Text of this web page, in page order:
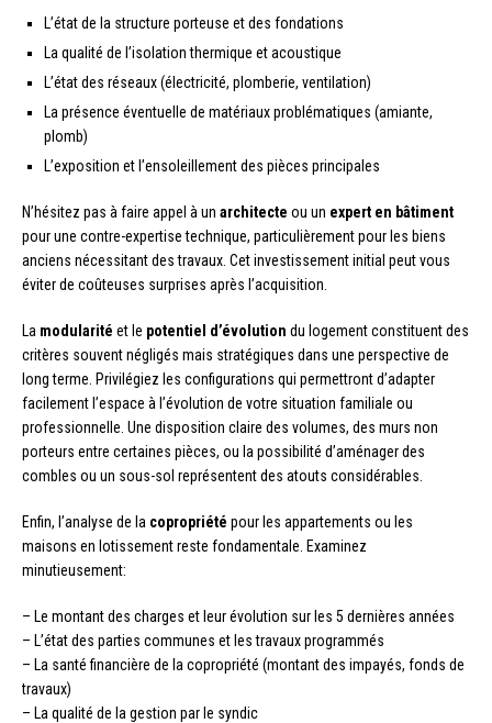
L’état de la structure porteuse et des fondations
La qualité de l’isolation thermique et acoustique
L’état des réseaux (électricité, plomberie, ventilation)
La présence éventuelle de matériaux problématiques (amiante,
plomb)
L’exposition et l’ensoleillement des pièces principales
N’hésitez pas à faire appel à un architecte ou un expert en bâtiment
pour une contre-expertise technique, particulièrement pour les biens
anciens nécessitant des travaux. Cet investissement initial peut vous
éviter de coûteuses surprises après l’acquisition.
La modularité et le potentiel d’évolution du logement constituent des
critères souvent négligés mais stratégiques dans une perspective de
long terme. Privilégiez les configurations qui permettront d’adapter
facilement l’espace à l’évolution de votre situation familiale ou
professionnelle. Une disposition claire des volumes, des murs non
porteurs entre certaines pièces, ou la possibilité d’aménager des
combles ou un sous-sol représentent des atouts considérables.
Enfin, l’analyse de la copropriété pour les appartements ou les
maisons en lotissement reste fondamentale. Examinez
minutieusement:
– Le montant des charges et leur évolution sur les 5 dernières années
– L’état des parties communes et les travaux programmés
– La santé financière de la copropriété (montant des impayés, fonds de
travaux)
– La qualité de la gestion par le syndic